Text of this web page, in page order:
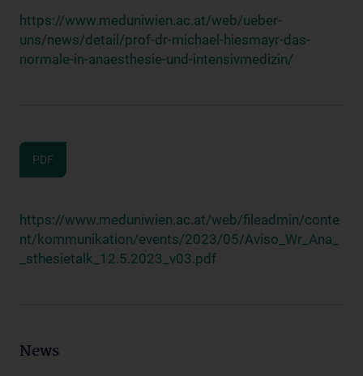
https://www.meduniwien.ac.at/web/ueber-
uns/news/detail/prof-dr-michael-hiesmayr-das-
normale-in-anaesthesie-und-intensivmedizin/
PDF
https://www.meduniwien.ac.at/web/fileadmin/conte
nt/kommunikation/events/2023/05/Aviso_Wr_Ana_
_sthesietalk_12.5.2023_v03.pdf
News